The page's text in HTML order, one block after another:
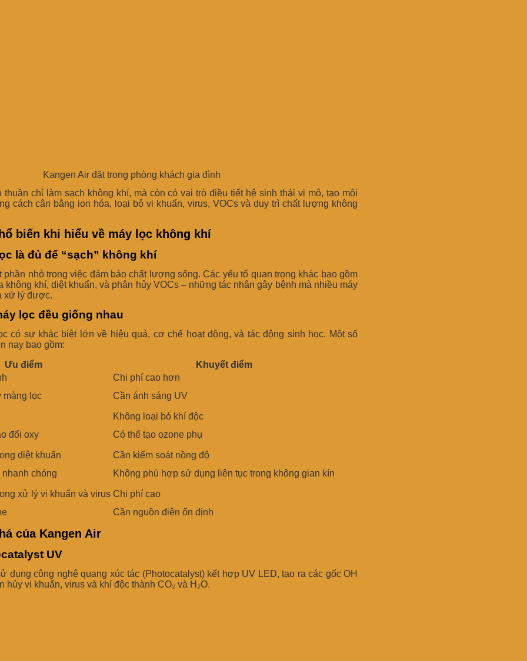
Kangen Air đặt trong phòng khách gia đình
thuần chỉ làm sạch không khí, mà còn có vai trò điều tiết hệ sinh thái vi mô, tạo môi
cách cân bằng ion hóa, loại bỏ vi khuẩn, virus, VOCs và duy trì chất lượng không
biến khi hiểu về máy lọc không khí
là đủ để “sạch” không khí
phần nhỏ trong việc đảm bảo chất lượng sống. Các yếu tố quan trọng khác bao gồm
không khí, diệt khuẩn, và phân hủy VOCs – những tác nhân gây bệnh mà nhiều máy
xử lý được.
lọc đều giống nhau
có sự khác biệt lớn về hiệu quả, cơ chế hoạt động, và tác động sinh học. Một số
nay bao gồm:
Ưu điểm Khuyết điểm
màng lọc
Chi phí cao hơn
Cần ánh sáng UV
đổi oxy
Không loại bỏ khí độc
Có thể tạo ozone phụ
diệt khuẩn
nhanh chóng
Cần kiểm soát nồng độ
Không phù hợp sử dụng liên tục trong không gian kín
xử lý vi khuẩn và virus Chi phí cao
Cần nguồn điện ổn định
của Kangen Air
UV
dụng công nghệ quang xúc tác (Photocatalyst) kết hợp UV LED, tạo ra các gốc OH
hủy vi khuẩn, virus và khí độc thành CO₂ và H₂O.